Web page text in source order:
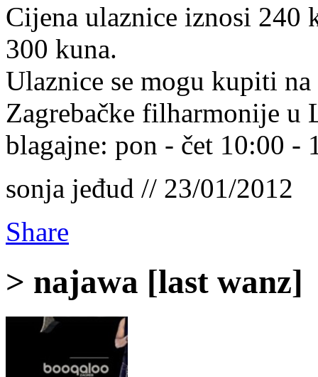
Cijena ulaznice iznosi 240
300 kuna.
Ulaznice se mogu kupiti na
Zagrebačke filharmonije u
blagajne: pon - čet 10:00 -
sonja jeđud // 23/01/2012
Share
> najawa [last wanz]